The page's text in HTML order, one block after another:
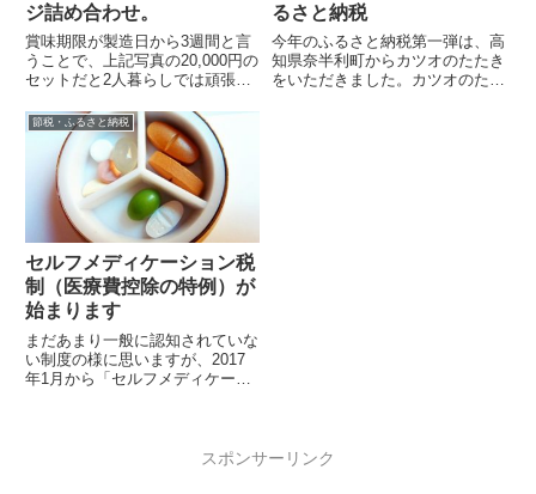
ジ詰め合わせ。
賞味期限が製造日から3週間と言
うことで、上記写真の20,000円の
セットだと2人暮らしでは頑張っ
でしたが、メチャクチャ美味いハ
ム・...
るさと納税
今年のふるさと納税第一弾は、高
知県奈半利町からカツオのたたき
をいただきました。カツオのたた
節税・ふるさと納税
セルフメディケーション税
制（医療費控除の特例）が
始まります
まだあまり一般に認知されていな
い制度の様に思いますが、2017
年1月から「セルフメディケーシ
スポンサーリンク